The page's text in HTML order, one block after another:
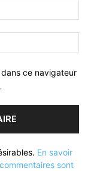
ce navigateur
En savoir
sont